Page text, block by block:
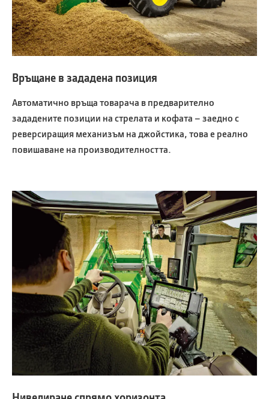
Връщане в зададена позиция
Автоматично връща товарача в предварително
зададените позиции на стрелата и кофата – заедно с
реверсиращия механизъм на джойстика, това е реално
повишаване на производителността.